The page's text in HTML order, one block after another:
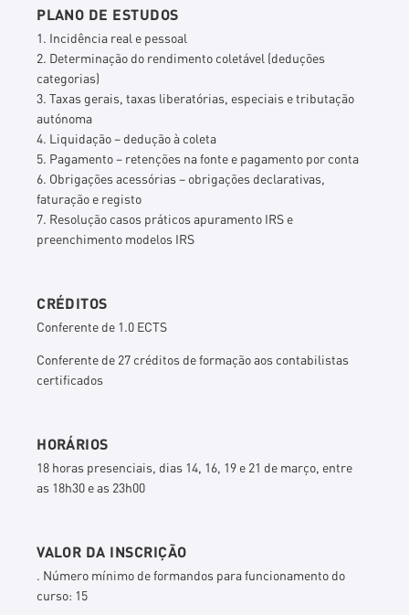
PLANO DE ESTUDOS
1. Incidência real e pessoal
2. Determinação do rendimento coletável (deduções
categorias)
3. Taxas gerais, taxas liberatórias, especiais e tributação
autónoma
4. Liquidação – dedução à coleta
5. Pagamento – retenções na fonte e pagamento por conta
6. Obrigações acessórias – obrigações declarativas,
faturação e registo
7. Resolução casos práticos apuramento IRS e
preenchimento modelos IRS
CRÉDITOS
Conferente de 1.0 ECTS
Conferente de 27 créditos de formação aos contabilistas
certificados
HORÁRIOS
18 horas presenciais, dias 14, 16, 19 e 21 de março, entre
as 18h30 e as 23h00
VALOR DA INSCRIÇÃO
. Número mínimo de formandos para funcionamento do
curso: 15